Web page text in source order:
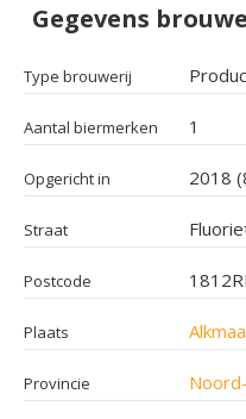
Gegevens
Type brouwerij
Aantal biermerken 1
Opgericht in 2018
Straat
Postcode
Plaats
Provincie